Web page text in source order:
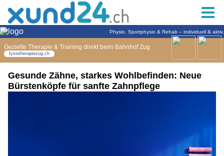
Gesunde Zähne, starkes Wohlbefinden: Neue
Bürstenköpfe für sanfte Zahnpflege